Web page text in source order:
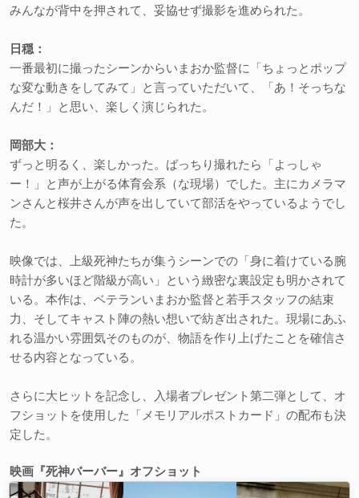
みんなが背中を押されて、妥協せず撮影を進められた。
日穏：
一番最初に撮ったシーンからいまおか監督に「ちょっとポップ
な変な動きをしてみて」と言っていただいて、「あ！そっちな
んだ！」と思い、楽しく演じられた。
岡部大：
ずっと明るく、楽しかった。ばっちり撮れたら「よっしゃ
ー！」と声が上がる体育会系（な現場）でした。主にカメラマ
ンさんと桜井さんが声を出していて部活をやっているようでし
た。
映像では、上級死神たちが集うシーンでの「身に着けている腕
時計が多いほど階級が高い」という緻密な裏設定も明かされて
いる。本作は、ベテランいまおか監督と若手スタッフの結束
力、そしてキャスト陣の熱い想いで紡ぎ出された。現場にあふ
れる温かい雰囲気そのものが、物語を作り上げたことを確信さ
せる内容となっている。
さらに大ヒットを記念し、入場者プレゼント第二弾として、オ
フショットを使用した「メモリアルポストカード」の配布も決
定した。
映画『死神バーバー』オフショット